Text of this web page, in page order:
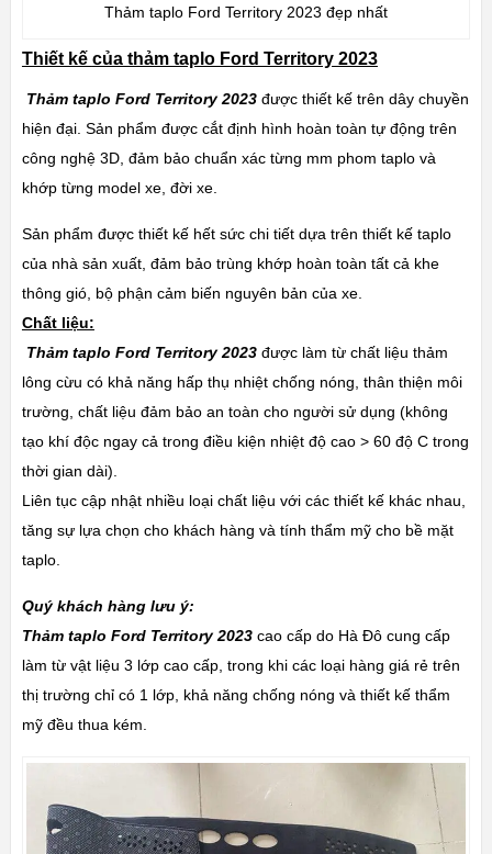
Thảm taplo Ford Territory 2023 đẹp nhất
Thiết kế của thảm taplo Ford Territory 2023
Thảm taplo Ford Territory 2023được thiết kế trên dây chuyền
hiện đại. Sản phẩm được cắt định hình hoàn toàn tự động trên
công nghệ 3D, đảm bảo chuẩn xác từng mm phom taplo và
khớp từng model xe, đời xe.
Sản phẩm được thiết kế hết sức chi tiết dựa trên thiết kế taplo
của nhà sản xuất, đảm bảo trùng khớp hoàn toàn tất cả khe
thông gió, bộ phận cảm biến nguyên bản của xe.
Chất liệu:
Thảm taplo Ford Territory 2023được làm từ chất liệu thảm
lông cừu có khả năng hấp thụ nhiệt chống nóng, thân thiện môi
trường, chất liệu đảm bảo an toàn cho người sử dụng (không
tạo khí độc ngay cả trong điều kiện nhiệt độ cao > 60 độ C trong
thời gian dài).
Liên tục cập nhật nhiều loại chất liệu với các thiết kế khác nhau,
tăng sự lựa chọn cho khách hàng và tính thẩm mỹ cho bề mặt
taplo.
Quý khách hàng lưu ý:
Thảm taplo Ford Territory 2023cao cấp do Hà Đô cung cấp
làm từ vật liệu 3 lớp cao cấp, trong khi các loại hàng giá rẻ trên
thị trường chỉ có 1 lớp, khả năng chống nóng và thiết kế thẩm
mỹ đều thua kém.